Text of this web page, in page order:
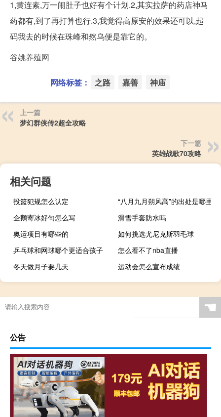
1,黄连素,万一闹肚子也好有个计划.2,其实拉萨的药店神马
药都有,到了再打算也行.3,我觉得高原安的效果还可以,起
码我去的时候在珠峰和然乌便是靠它的。
谷姚养殖网
网络标签： 之路 嘉善 神庙
上一篇
梦幻群侠传2超全攻略
下一篇
英雄战歌70攻略
相关问题
投篮犯规怎么认定
“八月九月朔风高”的出处是哪里
企鹅寄冰好句怎么写
滑雪手套防水吗
奥运项目有哪些的
如何挑选尤尼克斯羽毛球
乒乓球和网球哪个更适合孩子
怎么看不了nba直播
冬天做月子要几天
运动会怎么宣布成绩
☚
公告